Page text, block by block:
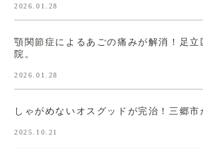
2026.01.28
顎関節症によるあごの痛みが解消！足立
院。
2026.01.28
しゃがめないオスグッドが完治！三郷市
2025.10.21